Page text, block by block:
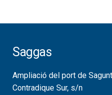
Saggas
Ampliació del port de Sagunt
Contradique Sur, s/n